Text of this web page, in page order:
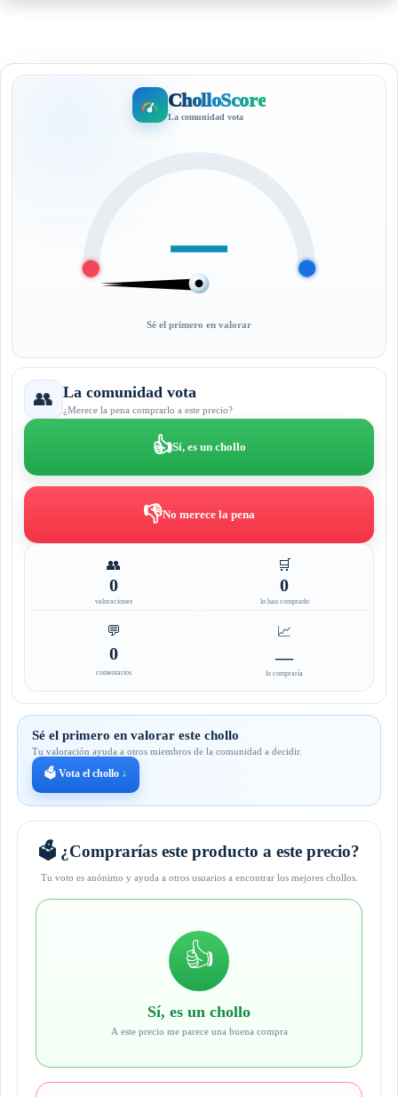
CholloScore
La comunidad vota
—
Sé el primero en valorar
👥 La comunidad vota
¿Merece la pena comprarlo a este precio?
👍Sí, es un chollo
👎No merece la pena
👥
0
valoraciones
🛒
0
lo han comprado
💬
0
comentarios
📈
—
lo compraría
Sé el primero en valorar este chollo
Tu valoración ayuda a otros miembros de la comunidad a decidir.
🗳️ Vota el chollo ↓
🗳️ ¿Comprarías este producto a este precio?
Tu voto es anónimo y ayuda a otros usuarios a encontrar los mejores chollos.
👍
Sí, es un chollo
A este precio me parece una buena compra